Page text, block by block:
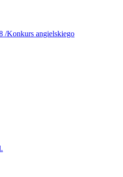
/Konkurs angielskiego